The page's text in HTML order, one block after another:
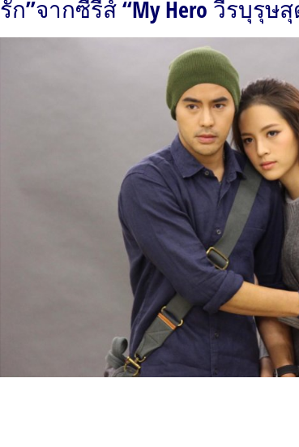
รัก”จากซีรีส์ “My Hero วีรบุรุษ